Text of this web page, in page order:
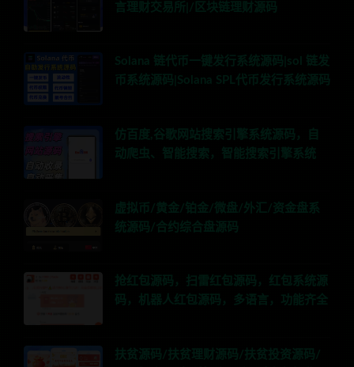
言理财交易所|/区块链理财源码
Solana 链代币一键发行系统源码|sol 链发
币系统源码|Solana SPL代币发行系统源码
仿百度,谷歌网站搜索引擎系统源码，自
动爬虫、智能搜索，智能搜索引擎系统
虚拟币/黄金/铂金/微盘/外汇/资金盘系
统源码/合约综合盘源码
抢红包源码，扫雷红包源码，红包系统源
码，机器人红包源码，多语言，功能齐全
扶贫源码/扶贫理财源码/扶贫投资源码/